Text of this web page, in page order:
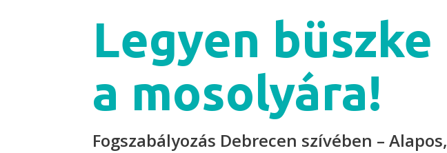
Legyen büszke
a mosolyára!
Fogszabályozás Debrecen szívében – Alapos,